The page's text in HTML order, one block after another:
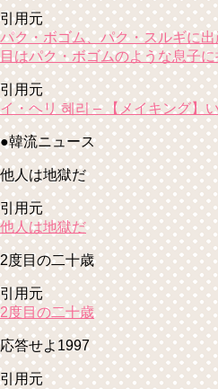
引用元
パク・ボゴム、パク・スルギに
目はパク・ボゴムのような息子に
引用元
イ・ヘリ 혜리 – 【メイキング】
●韓流ニュース
他人は地獄だ
引用元
他人は地獄だ
2度目の二十歳
引用元
2度目の二十歳
応答せよ1997
引用元